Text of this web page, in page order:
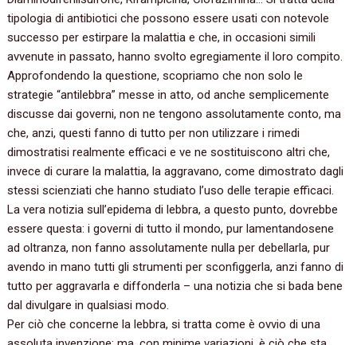
tipologia di antibiotici che possono essere usati con notevole
successo per estirpare la malattia e che, in occasioni simili
avvenute in passato, hanno svolto egregiamente il loro compito.
Approfondendo la questione, scopriamo che non solo le
strategie “antilebbra” messe in atto, od anche semplicemente
discusse dai governi, non ne tengono assolutamente conto, ma
che, anzi, questi fanno di tutto per non utilizzare i rimedi
dimostratisi realmente efficaci e ve ne sostituiscono altri che,
invece di curare la malattia, la aggravano, come dimostrato dagli
stessi scienziati che hanno studiato l’uso delle terapie efficaci.
La vera notizia sull’epidema di lebbra, a questo punto, dovrebbe
essere questa: i governi di tutto il mondo, pur lamentandosene
ad oltranza, non fanno assolutamente nulla per debellarla, pur
avendo in mano tutti gli strumenti per sconfiggerla, anzi fanno di
tutto per aggravarla e diffonderla – una notizia che si bada bene
dal divulgare in qualsiasi modo.
Per ciò che concerne la lebbra, si tratta come è ovvio di una